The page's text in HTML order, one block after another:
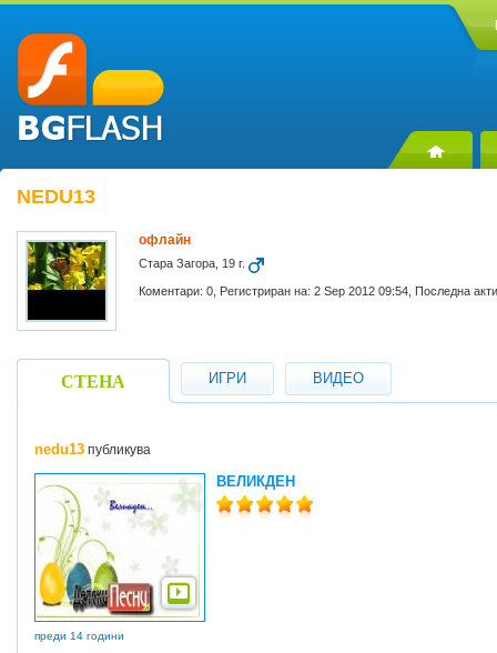
NEDU13
офлайн
Стара Загора, 19 г.
Коментари: 0, Регистриран на: 2 Sep 2012 09:54, Последна
СТЕНА ИГРИ ВИДЕО
nedu13 публикува
ВЕЛИКДЕН
преди 14 години